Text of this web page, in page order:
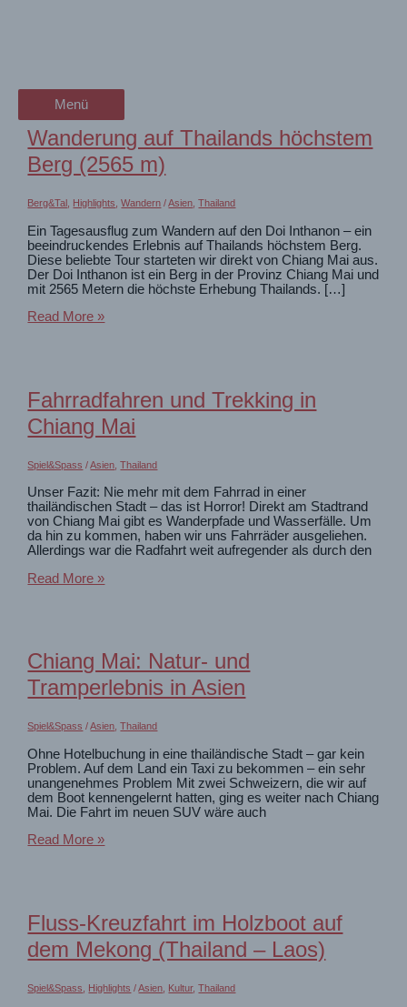
Menü
Menü
Wanderung auf Thailands höchstem
Berg (2565 m)
Berg&Tal Highlights ,Wandern /Asien ,Thailand
Ein Tagesausflug zum Wandern auf den Doi Inthanon – ein
beeindruckendes Erlebnis auf Thailands höchstem Berg.
Diese beliebte Tour starteten wir direkt von Chiang Mai aus.
Der Doi Inthanon ist ein Berg in der Provinz Chiang Mai und
mit 2565 Metern die höchste Erhebung Thailands. […]
Wanderung
m)
Read More »
Fahrradfahren und Trekking in
Chiang Mai
Spiel&Spass /Asien ,Thailand
Unser Fazit: Nie mehr mit dem Fahrrad in einer
thailändischen Stadt – das ist Horror! Direkt am Stadtrand
von Chiang Mai gibt es Wanderpfade und Wasserfälle. Um
da hin zu kommen, haben wir uns Fahrräder ausgeliehen.
Allerdings war die Radfahrt weit aufregender als durch den
Fahrradfahren
Mai
Read More »
Chiang Mai: Natur- und
Tramperlebnis in Asien
Spiel&Spass /Asien ,Thailand
Ohne Hotelbuchung in eine thailändische Stadt – gar kein
Problem. Auf dem Land ein Taxi zu bekommen – ein sehr
unangenehmes Problem Mit zwei Schweizern, die wir auf
dem Boot kennengelernt hatten, ging es weiter nach Chiang
Mai. Die Fahrt im neuen SUV wäre auch
Chiang
in
Asien
Read More »
Fluss-Kreuzfahrt im Holzboot auf
dem Mekong (Thailand – Laos)
Spiel&Spass Highlights /Asien Kultur,Thailand